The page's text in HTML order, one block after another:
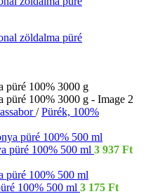
/ Pürék, 100%
püré 100% 500 ml 3 937 Ft
100% 500 ml 3 175 Ft